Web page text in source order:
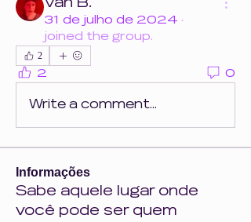
31 de julho de 2024 ·
joined the group.
2
2 0
Write a comment...
Informações
Sabe aquele lugar onde
você pode ser quem